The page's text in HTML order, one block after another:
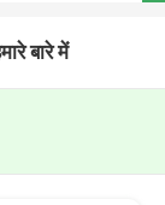
बारे में